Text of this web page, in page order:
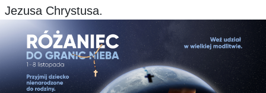
Jezusa Chrystusa.